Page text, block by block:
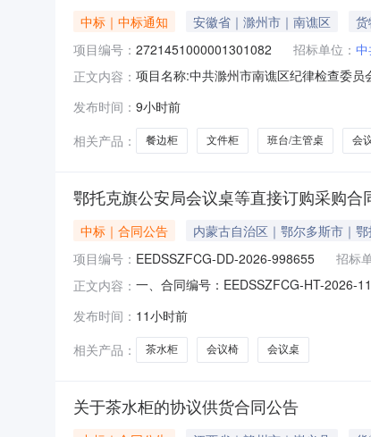
中标｜中标通知 安徽省｜滁州市｜南谯区 货
项目编号： 2721451000001301082 招标单位：
正文内容： 项目名称:中共滁州市南谯区纪律检查委
位名称:中共滁州市南谯区纪律检查委员
发布时间： 9小时前
相关产品：
餐边柜 文件柜 班台/主管桌 会
鄂托克旗公安局会议桌等直接订购采购合
中标｜合同公告 内蒙古自治区｜鄂尔多斯市｜
项目编号： EEDSSZFCG-DD-2026-998655 招标
正文内容： 一、合同编号：EEDSSZFCG-HT-2026-
巴彦淖尔市临河区惠鑫办公家具经销部地
发布时间： 11小时前
相关产品：
茶水柜 会议椅 会议桌
关于茶水柜的协议供货合同公告